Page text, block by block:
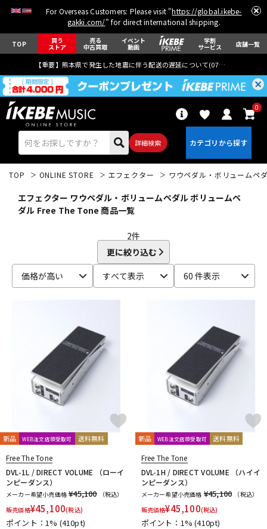
For Overseas Customers: Please visit "https://global.ikebe-
gakki.com/" for direct international shipping.
TOP 買う
ストア
売る
中古買取
イベント
動画
学割
サービス 店舗一覧
【重要】熊本県で発生した地震に伴う配送の遅延について(07月29日
詳細検索
0
ベース ウクレレ
パーカッション
キーボード 電子ピアノ
アンプ エフェクター
DJ機器 DTM
TOP ONLINE STORE エフェクター ワウペダル・ボリュームペ
エフェクター ワウペダル・ボリュームペダル ボリュームペ
ダル Free The Tone 商品一覧
2件
更に絞り込む
価格が高い
すべて表示 60 件表示
新品 WEB注文店頭受取可 送料無料
Free The Tone
DVL-1L / DIRECT VOLUME （ローイ
ンピーダンス）
メーカー希望小売価格 ¥45,100
（税込）
販売価格¥45,100(税込)
ポイント：1% (410pt)
新品 WEB注文店頭受取可 送料無料
Free The Tone
DVL-1H / DIRECT VOLUME （ハイイ
ンピーダンス）
メーカー希望小売価格 ¥45,100
（税込）
販売価格¥45,100(税込)
ポイント：1%(410pt)